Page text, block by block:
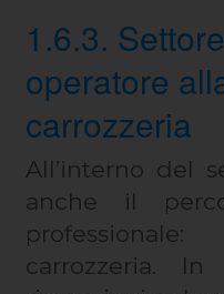
1.6.3.
operatore
carrozzeria
All’interno del
anche il
carrozzeria.